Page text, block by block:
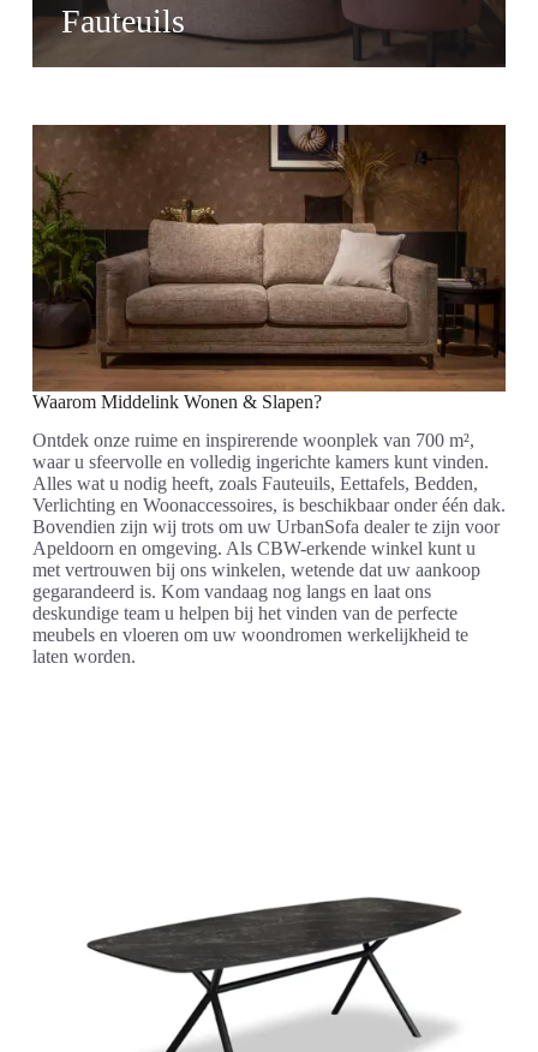
Fauteuils
Waarom Middelink Wonen & Slapen?
Ontdek onze ruime en inspirerende woonplek van 700 m²,
waar u sfeervolle en volledig ingerichte kamers kunt vinden.
Alles wat u nodig heeft, zoals Fauteuils, Eettafels, Bedden,
Verlichting en Woonaccessoires, is beschikbaar onder één dak.
Bovendien zijn wij trots om uw UrbanSofa dealer te zijn voor
Apeldoorn en omgeving. Als CBW-erkende winkel kunt u
met vertrouwen bij ons winkelen, wetende dat uw aankoop
gegarandeerd is. Kom vandaag nog langs en laat ons
deskundige team u helpen bij het vinden van de perfecte
meubels en vloeren om uw woondromen werkelijkheid te
laten worden.